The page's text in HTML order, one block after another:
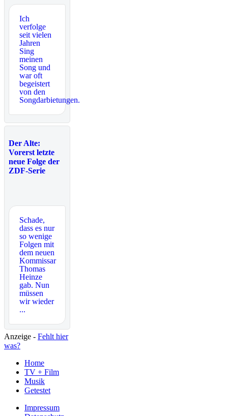
Ich
verfolge
seit vielen
Jahren
Sing
meinen
Song und
war oft
begeistert
von den
Songdarbietungen.
Der Alte:
Vorerst letzte
neue Folge der
ZDF-Serie
Schade,
dass es nur
so wenige
Folgen mit
dem neuen
Kommissar
Thomas
Heinze
gab. Nun
müssen
wir wieder
...
Anzeige - Fehlt hier
was?
Home
TV + Film
Musik
Getestet
Impressum